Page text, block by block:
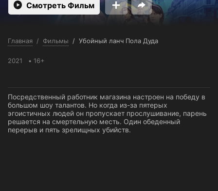
Смотреть Фильм
Главная / Фильмы / Убойный ланч Пола Дуда
2021 16+
Посредственный работник магазина настроен на победу в
большом шоу талантов. Но когда из-за пятерых
эгоистичных людей он пропускает прослушивание, парень
решается на смертельную месть. Один обеденный
перерыв и пять зрелищных убийств.